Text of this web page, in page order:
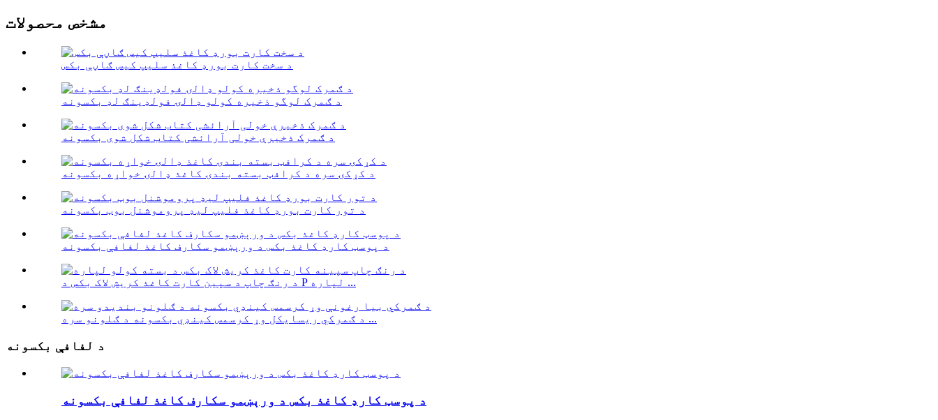
مشخص محصولات
د سخت کارت بورډ کاغذ سلیپ کیس ګاڼې بکس
د ګمرک لوگو ذخیره کولو ډالۍ فولډینګ لډ بکسونه
د ګمرک ذخیرې خولی آرائشی کتاب شکل شوی بکسونه
د کړکۍ سره د کرافټ بسته بندۍ کاغذ ډالۍ خواړه بکسونه
د تور کارت بورډ کاغذ فلیپ لیډ پروموشنل بوټ بکسونه
د پوسټ کارډ کاغذ بکس د ورېښمو سکارف کاغذ لفافې بکسونه
د رنګ چاپ د سپین کارت کاغذ کریش لاک بکس د P لپاره ...
د ګمرکي ریسایکل وړ کرسمس کینډي بکسونه د ګلونو سره ...
د لفافې بکسونه
د پوسټ کارډ کاغذ بکس د ورېښمو سکارف کاغذ لفافې بکسونه